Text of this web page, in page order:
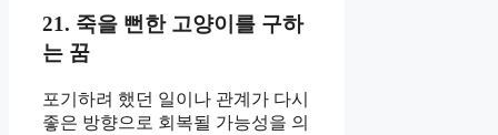
21. 죽을 뻔한 고양이를 구하
는 꿈
포기하려 했던 일이나 관계가 다시
좋은 방향으로 회복될 가능성을 의